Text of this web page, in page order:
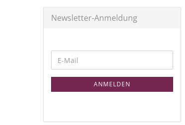
Newsletter-Anmeldung
WEITER
ZUR
NEWSLETTER-
ANMELDUNG
E-
Mail
ANMELDEN